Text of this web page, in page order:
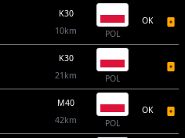
K30
10km
POL
OK
K30
21km
POL
M40
42km
POL
OK